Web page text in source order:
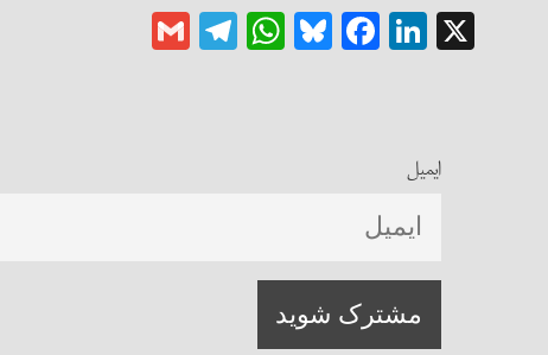
X
LinkedIn
Facebook
Bluesky
WhatsApp
Telegram
ایمیل